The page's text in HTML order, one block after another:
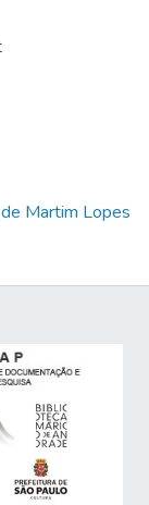
Martim Lopes